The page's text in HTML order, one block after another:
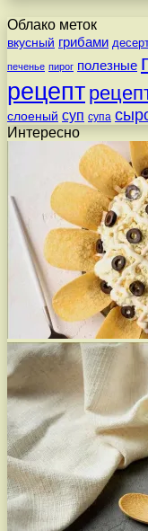
Облако меток
вкусный грибами
печенье пирог полезные
рецепт
слоеный суп супа
Интересно